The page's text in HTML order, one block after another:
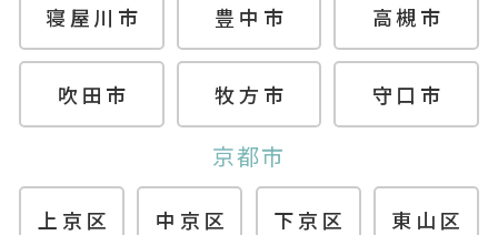
寝屋川市 豊中市 高槻市
吹田市 牧方市 守口市
京都市
上京区 中京区 下京区 東山区